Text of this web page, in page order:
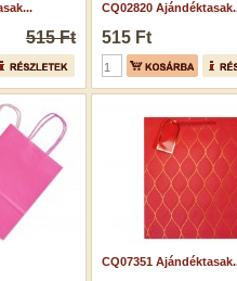
515 Ft
CQ02820
515 Ft
CQ07351